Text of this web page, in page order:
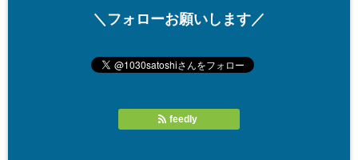
＼フォローお願いします／
feedly